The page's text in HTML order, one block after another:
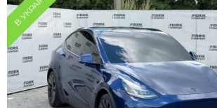
В УКРАЇНІ